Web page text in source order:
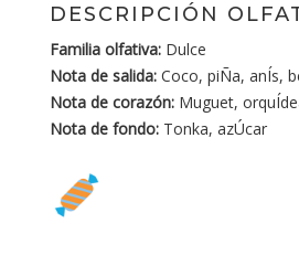
DESCRIPCIÓN
Familia olfativa: Dulce
Nota de salida: Coco, piÑa, anÍs,
Nota de corazón: Muguet,
Nota de fondo: Tonka, azÚcar